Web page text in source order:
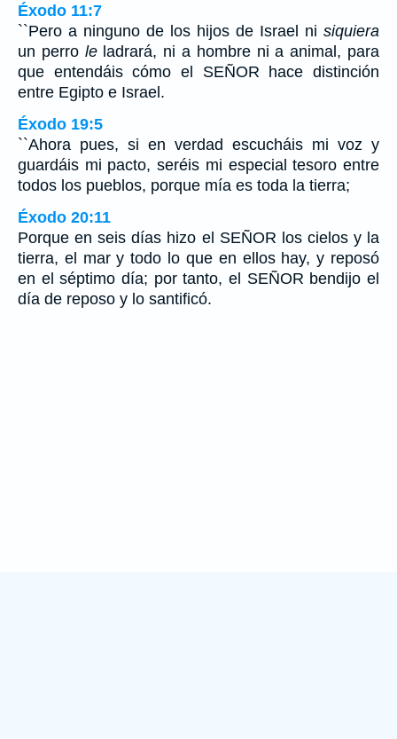
Éxodo 11:7
``Pero a ninguno de los hijos de Israel ni siquiera
un perro leladrará, ni a hombre ni a animal, para
que entendáis cómo el SEÑOR hace distinción
entre Egipto e Israel.
Éxodo 19:5
``Ahora pues, si en verdad escucháis mi voz y
guardáis mi pacto, seréis mi especial tesoro entre
todos los pueblos, porque mía es toda la tierra;
Éxodo 20:11
Porque en seis días hizo el SEÑOR los cielos y la
tierra, el mar y todo lo que en ellos hay, y reposó
en el séptimo día; por tanto, el SEÑOR bendijo el
día de reposo y lo santificó.